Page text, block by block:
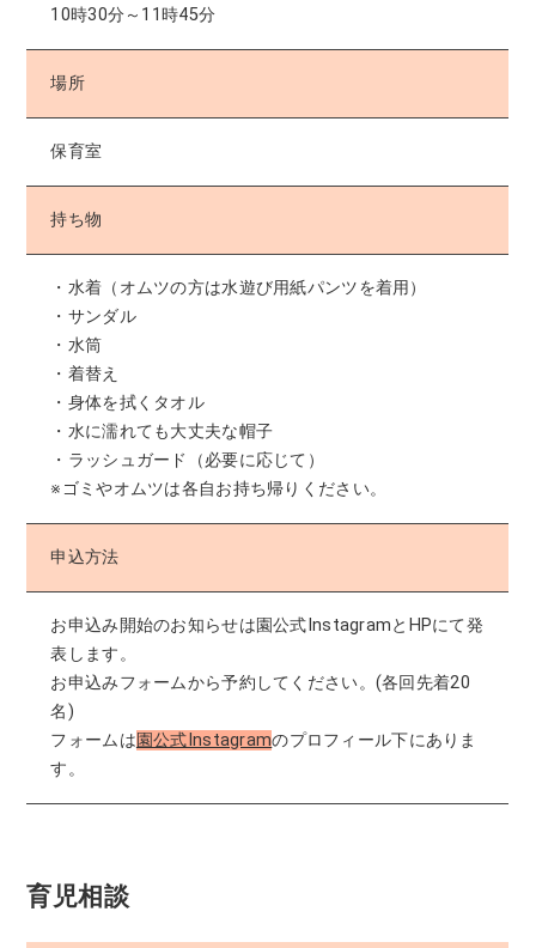
10時30分～11時45分
場所
保育室
持ち物
・水着（オムツの方は水遊び用紙パンツを着用）
・サンダル
・水筒
・着替え
・身体を拭くタオル
・水に濡れても大丈夫な帽子
・ラッシュガード（必要に応じて）
※ゴミやオムツは各自お持ち帰りください。
申込方法
お申込み開始のお知らせは園公式InstagramとHPにて発
表します。
お申込みフォームから予約してください。(各回先着20
名)
フォームは園公式Instagramのプロフィール下にありま
す。
育児相談